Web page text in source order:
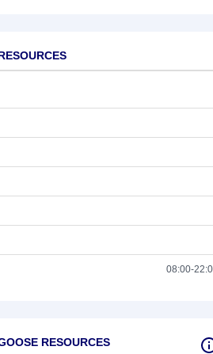
08:00-
RESOURCES